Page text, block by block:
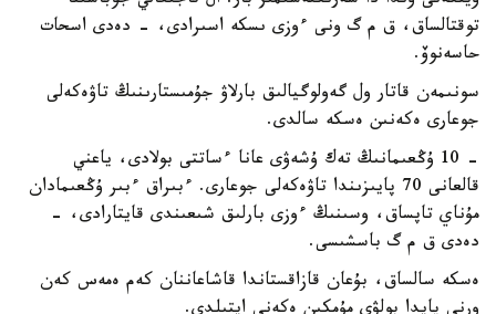
توقتالساق، ق م گ ونى ءوزى ىسكە اسىرادى، - دەدى اسحات
حاسەنوۆ.
سونىمەن قاتار ول گەولوگيالىق بارلاۋ جۇمىستارىنىڭ تاۋەكەلى
جوعارى ەكەنىن ەسكە سالدى.
- 10 ۇڭعىمانىڭ تەك ۇشەۋى عانا ءساتتى بولادى، ياعني
قالعانى 70 پايىزىندا تاۋەكەلى جوعارى. ءبىراق ءبىر ۇڭعىمادان
مۇناي تاپساق، وسىنىڭ ءوزى بارلىق شىعىندى قايتارادى، -
دەدى ق م گ باسشىسى.
ەسكە سالساق، بۇعان قازاقستاندا قاشاعاننان كەم ەمەس كەن